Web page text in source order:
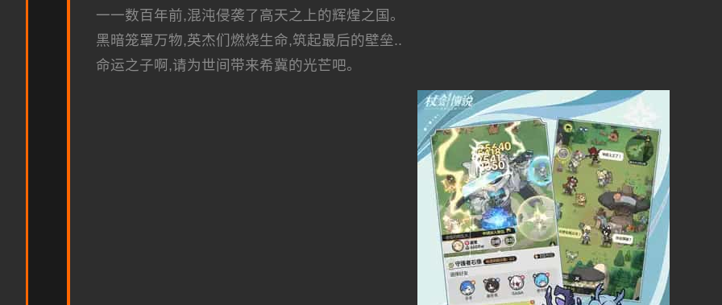
一一数百年前,混沌侵袭了高天之上的辉煌之国。
黑暗笼罩万物,英杰们燃烧生命,筑起最后的壁垒..
命运之子啊,请为世间带来希冀的光芒吧。